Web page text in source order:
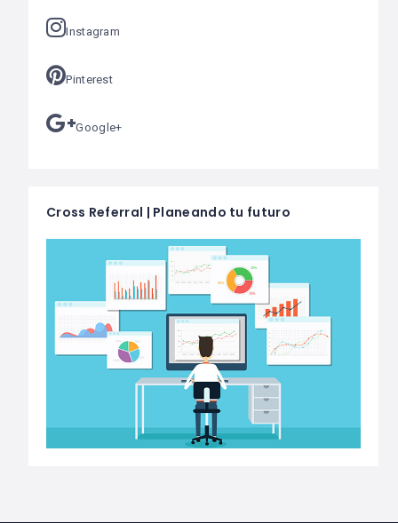
Instagram
Pinterest
Google+
Cross Referral | Planeando tu futuro